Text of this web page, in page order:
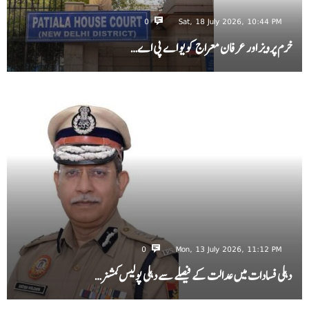
Sat, 18 July 2026, 10:44 PM
0
خرم پرویز اور عرفان معراج کو یو اے پی اے…
Mon, 13 July 2026, 11:12 PM
0
دہلی فسادات میں عدالت کے فیصلے سے دہلی پولیس کمشنر…